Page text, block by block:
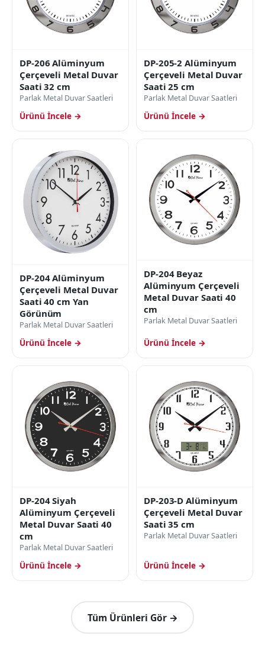
DP-206 Alüminyum
Çerçeveli Metal Duvar
Saati 32 cm
Parlak Metal Duvar Saatleri
Ürünü İncele →
DP-205-2 Alüminyum
Çerçeveli Metal Duvar
Saati 25 cm
Parlak Metal Duvar Saatleri
Ürünü İncele →
DP-204 Alüminyum
Çerçeveli Metal Duvar
Saati 40 cm Yan
Görünüm
Parlak Metal Duvar Saatleri
Ürünü İncele →
DP-204 Beyaz
Alüminyum Çerçeveli
Metal Duvar Saati 40
cm
Parlak Metal Duvar Saatleri
Ürünü İncele →
DP-204 Siyah
Alüminyum Çerçeveli
Metal Duvar Saati 40
cm
Parlak Metal Duvar Saatleri
Ürünü İncele →
DP-203-D Alüminyum
Çerçeveli Metal Duvar
Saati 35 cm
Parlak Metal Duvar Saatleri
Ürünü İncele →
Tüm Ürünleri Gör →